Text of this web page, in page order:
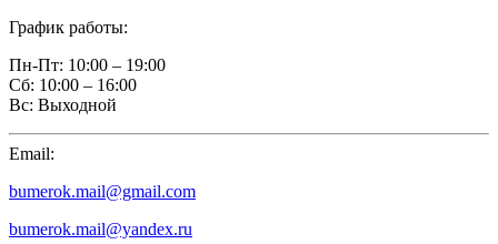
График работы:
Пн-Пт: 10:00 – 19:00
Сб: 10:00 – 16:00
Вс: Выходной
Email:
bumerok.mail@gmail.com
bumerok.mail@yandex.ru